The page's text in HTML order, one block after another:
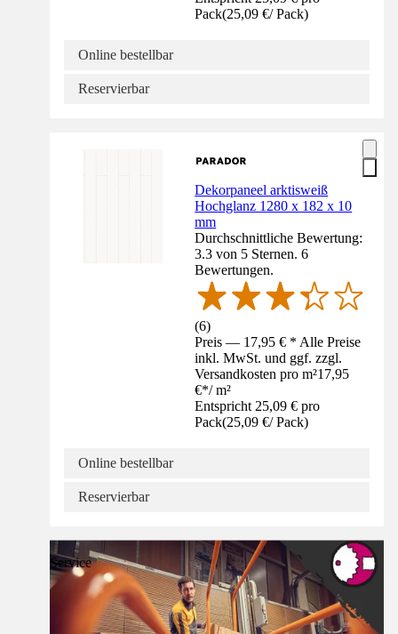
Pack(25,09 €/ Pack)
Online bestellbar
Reservierbar
Dekorpaneel arktisweiß
Hochglanz 1280 x 182 x 10
mm
Durchschnittliche Bewertung:
3.3 von 5 Sternen. 6
Bewertungen.
(6)
Preis — 17,95 € * Alle Preise
inkl. MwSt. und ggf. zzgl.
Versandkosten pro m²17,95
€*/ m²
Entspricht 25,09 € pro
Pack(25,09 €/ Pack)
Online bestellbar
Reservierbar
Service